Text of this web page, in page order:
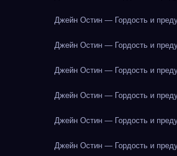
Джейн Остин — Гордость и
Джейн Остин — Гордость и
Джейн Остин — Гордость и
Джейн Остин — Гордость и
Джейн Остин — Гордость и
Джейн Остин — Гордость и